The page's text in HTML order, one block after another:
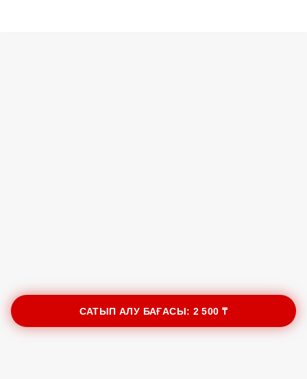
САТЫП АЛУ БАҒАСЫ: 2 500 ₸